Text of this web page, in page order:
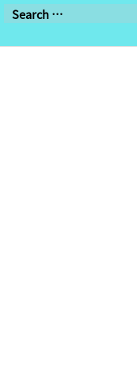
/*グーグル審査用/